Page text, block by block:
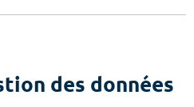
des données